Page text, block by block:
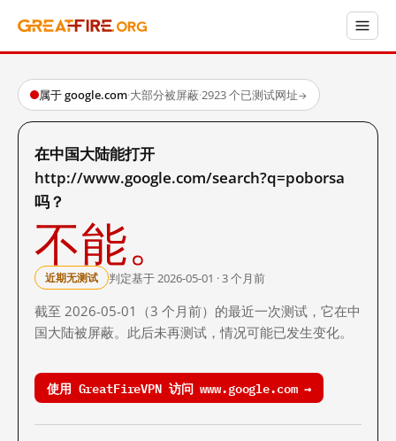
属于 google.com·大部分被屏蔽·2923 个已测试网址→
在中国大陆能打开
http://www.google.com/search?q=poborsa
吗？
不能。
近期无测试 判定基于 2026-05-01 · 3 个月前
截至 2026-05-01（3 个月前）的最近一次测试，它在中
国大陆被屏蔽。此后未再测试，情况可能已发生变化。
使用 GreatFireVPN 访问 www.google.com →